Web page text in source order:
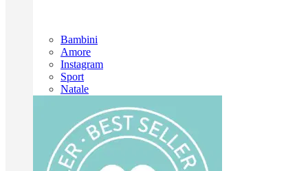
Bambini
Amore
Instagram
Sport
Natale